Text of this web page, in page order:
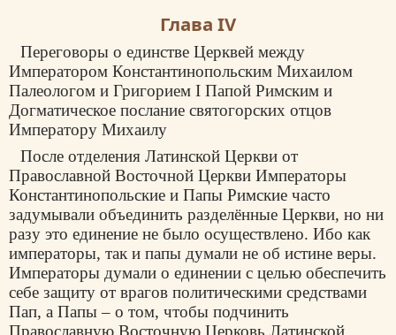
Глава IV
Переговоры о единстве Церквей между
Императором Константинопольским Михаилом
Палеологом и Григорием I Папой Римским и
Догматическое послание святогорских отцов
Императору Михаилу
После отделения Латинской Церкви от
Православной Восточной Церкви Императоры
Константинопольские и Папы Римские часто
задумывали объединить разделённые Церкви, но ни
разу это единение не было осуществлено. Ибо как
императоры, так и папы думали не об истине веры.
Императоры думали о единении с целью обеспечить
себе защиту от врагов политическими средствами
Пап, а Папы – о том, чтобы подчинить
Православную Восточную Церковь Латинской